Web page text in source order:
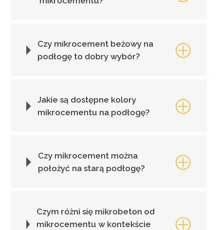
Czy mikrocement beżowy na
podłogę to dobry wybór?
Jakie są dostępne kolory
mikrocementu na podłogę?
Czy mikrocement można
położyć na starą podłogę?
Czym różni się mikrobeton od
mikrocementu w kontekście